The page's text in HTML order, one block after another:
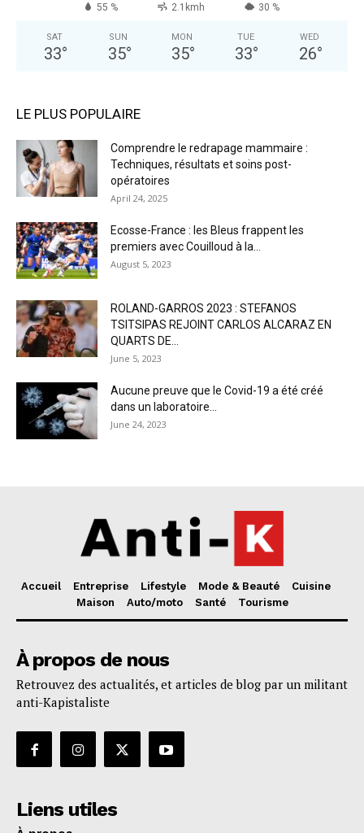
55 % 2.1kmh 30 %
SAT
33°
SUN
35°
MON
35°
TUE
33°
WED
26°
LE PLUS POPULAIRE
Comprendre le redrapage mammaire :
Techniques, résultats et soins post-
opératoires
April 24, 2025
Ecosse-France : les Bleus frappent les
premiers avec Couilloud à la...
August 5, 2023
ROLAND-GARROS 2023 : STEFANOS
TSITSIPAS REJOINT CARLOS ALCARAZ EN
QUARTS DE...
June 5, 2023
Aucune preuve que le Covid-19 a été créé
dans un laboratoire...
June 24, 2023
Accueil Entreprise Lifestyle Mode & Beauté
Cuisine
Maison
Auto/moto Santé Tourisme
À propos de nous
Retrouvez des actualités, et articles de blog par un militant
anti-Kapistaliste
Liens utiles